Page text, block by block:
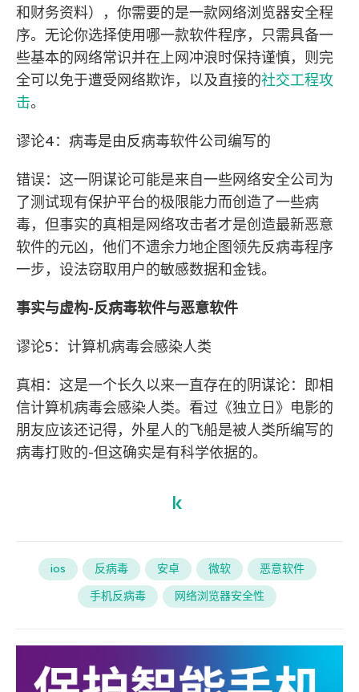
和财务资料），你需要的是一款网络浏览器安全程
序。无论你选择使用哪一款软件程序，只需具备一
些基本的网络常识并在上网冲浪时保持谨慎，则完
全可以免于遭受网络欺诈，以及直接的社交工程攻
击。
谬论4：病毒是由反病毒软件公司编写的
错误：这一阴谋论可能是来自一些网络安全公司为
了测试现有保护平台的极限能力而创造了一些病
毒，但事实的真相是网络攻击者才是创造最新恶意
软件的元凶，他们不遗余力地企图领先反病毒程序
一步，设法窃取用户的敏感数据和金钱。
事实与虚构-反病毒软件与恶意软件
谬论5：计算机病毒会感染人类
真相：这是一个长久以来一直存在的阴谋论：即相
信计算机病毒会感染人类。看过《独立日》电影的
朋友应该还记得，外星人的飞船是被人类所编写的
病毒打败的-但这确实是有科学依据的。
ios 反病毒 安卓 微软
恶意软件
手机反病毒
网络浏览器安全性